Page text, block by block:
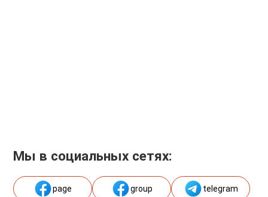
Мы в социальных сетях:
page group telegram